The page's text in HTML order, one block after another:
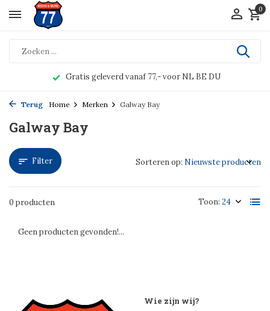
0
Gratis geleverd vanaf 77,- voor NL BE DU
Terug Home Merken Galway Bay
Galway Bay
Filter
0 producten Toon:
Sorteren op:
Geen producten gevonden!...
Wie zijn wij?